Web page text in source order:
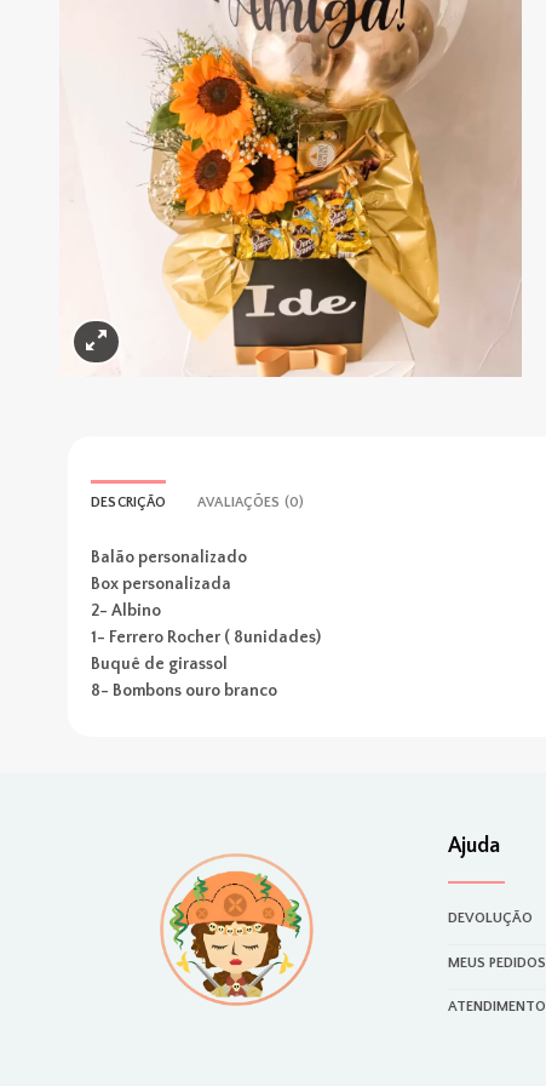
DESCRIÇÃO AVALIAÇÕES (0)
Balão personalizado
Box personalizada
2- Albino
1- Ferrero Rocher ( 8unidades)
Buquê de girassol
8- Bombons ouro branco
Ajuda
DEVOLUÇÃO
MEUS PEDIDOS
ATENDIMENTO